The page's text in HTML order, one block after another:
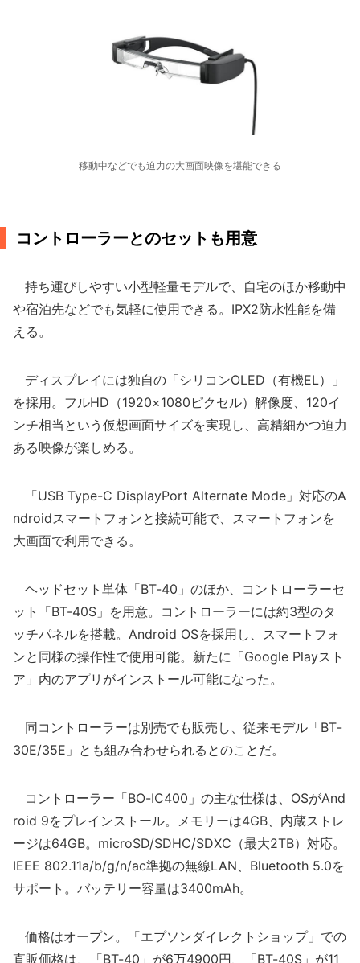
移動中などでも迫力の大画面映像を堪能できる
コントローラーとのセットも用意
持ち運びしやすい小型軽量モデルで、自宅のほか移動中
や宿泊先などでも気軽に使用できる。IPX2防水性能を備
える。
ディスプレイには独自の「シリコンOLED（有機EL）」
を採用。フルHD（1920×1080ピクセル）解像度、120イ
ンチ相当という仮想画面サイズを実現し、高精細かつ迫力
ある映像が楽しめる。
「USB Type-C DisplayPort Alternate Mode」対応のA
ndroidスマートフォンと接続可能で、スマートフォンを
大画面で利用できる。
ヘッドセット単体「BT-40」のほか、コントローラーセ
ット「BT-40S」を用意。コントローラーには約3型のタ
ッチパネルを搭載。Android OSを採用し、スマートフォ
ンと同様の操作性で使用可能。新たに「Google Playスト
ア」内のアプリがインストール可能になった。
同コントローラーは別売でも販売し、従来モデル「BT-
30E/35E」とも組み合わせられるとのことだ。
コントローラー「BO-IC400」の主な仕様は、OSがAnd
roid 9をプレインストール。メモリーは4GB、内蔵ストレ
ージは64GB。microSD/SDHC/SDXC（最大2TB）対応。
IEEE 802.11a/b/g/n/ac準拠の無線LAN、Bluetooth 5.0を
サポート。バッテリー容量は3400mAh。
価格はオープン。「エプソンダイレクトショップ」での
直販価格は、「BT-40」が6万4900円、「BT-40S」が11